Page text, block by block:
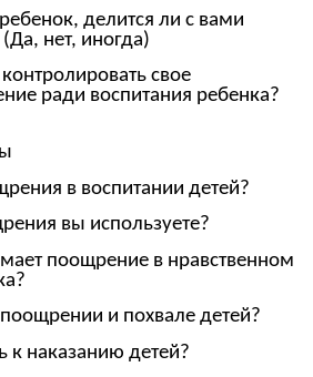
делится ли с вами
нет, иногда)
свое
ради воспитания ребенка?
в воспитании детей?
вы используете?
поощрение в нравственном
и похвале детей?
к наказанию детей?